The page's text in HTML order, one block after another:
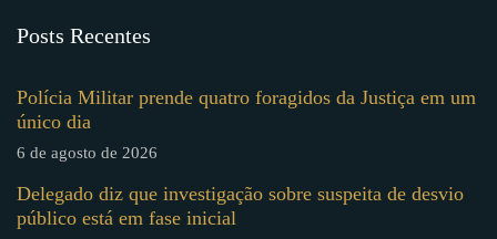
Posts Recentes
Polícia Militar prende quatro foragidos da Justiça em um
único dia
6 de agosto de 2026
Delegado diz que investigação sobre suspeita de desvio
público está em fase inicial